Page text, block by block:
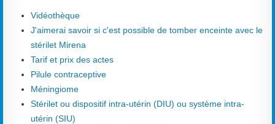
Vidéothèque
J'aimerai savoir si c'est possible de tomber enceinte avec le
stérilet Mirena
Tarif et prix des actes
Pilule contraceptive
Méningiome
Stérilet ou dispositif intra-utérin (DIU) ou système intra-
utérin (SIU)